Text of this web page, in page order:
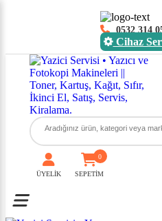
0532 314
Cihaz
ÜYELİK SEPETİM
0
Toggle mobile menu